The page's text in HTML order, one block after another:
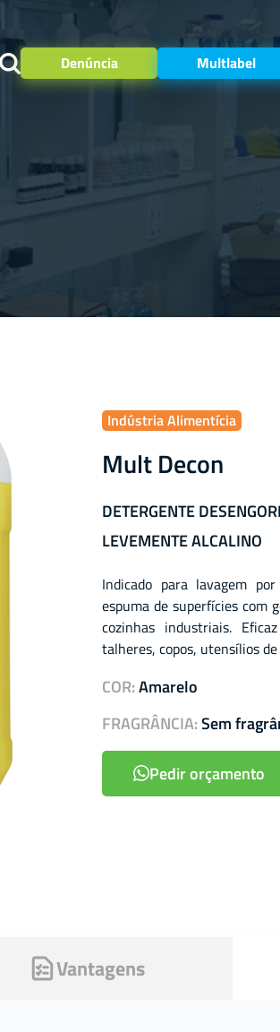
Denúncia Multlabel
Indústria Alimentícia
Mult Decon
DETERGENTE
LEVEMENTE ALCALINO
Indicado para lavagem
espuma de superfícies com
cozinhas industriais.
talheres, copos, utensílios
COR:Amarelo
FRAGRÂNCIA:Sem
Pedir orçamento
Vantagens